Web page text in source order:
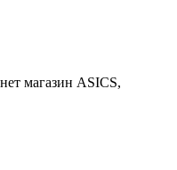
магазин ASICS,